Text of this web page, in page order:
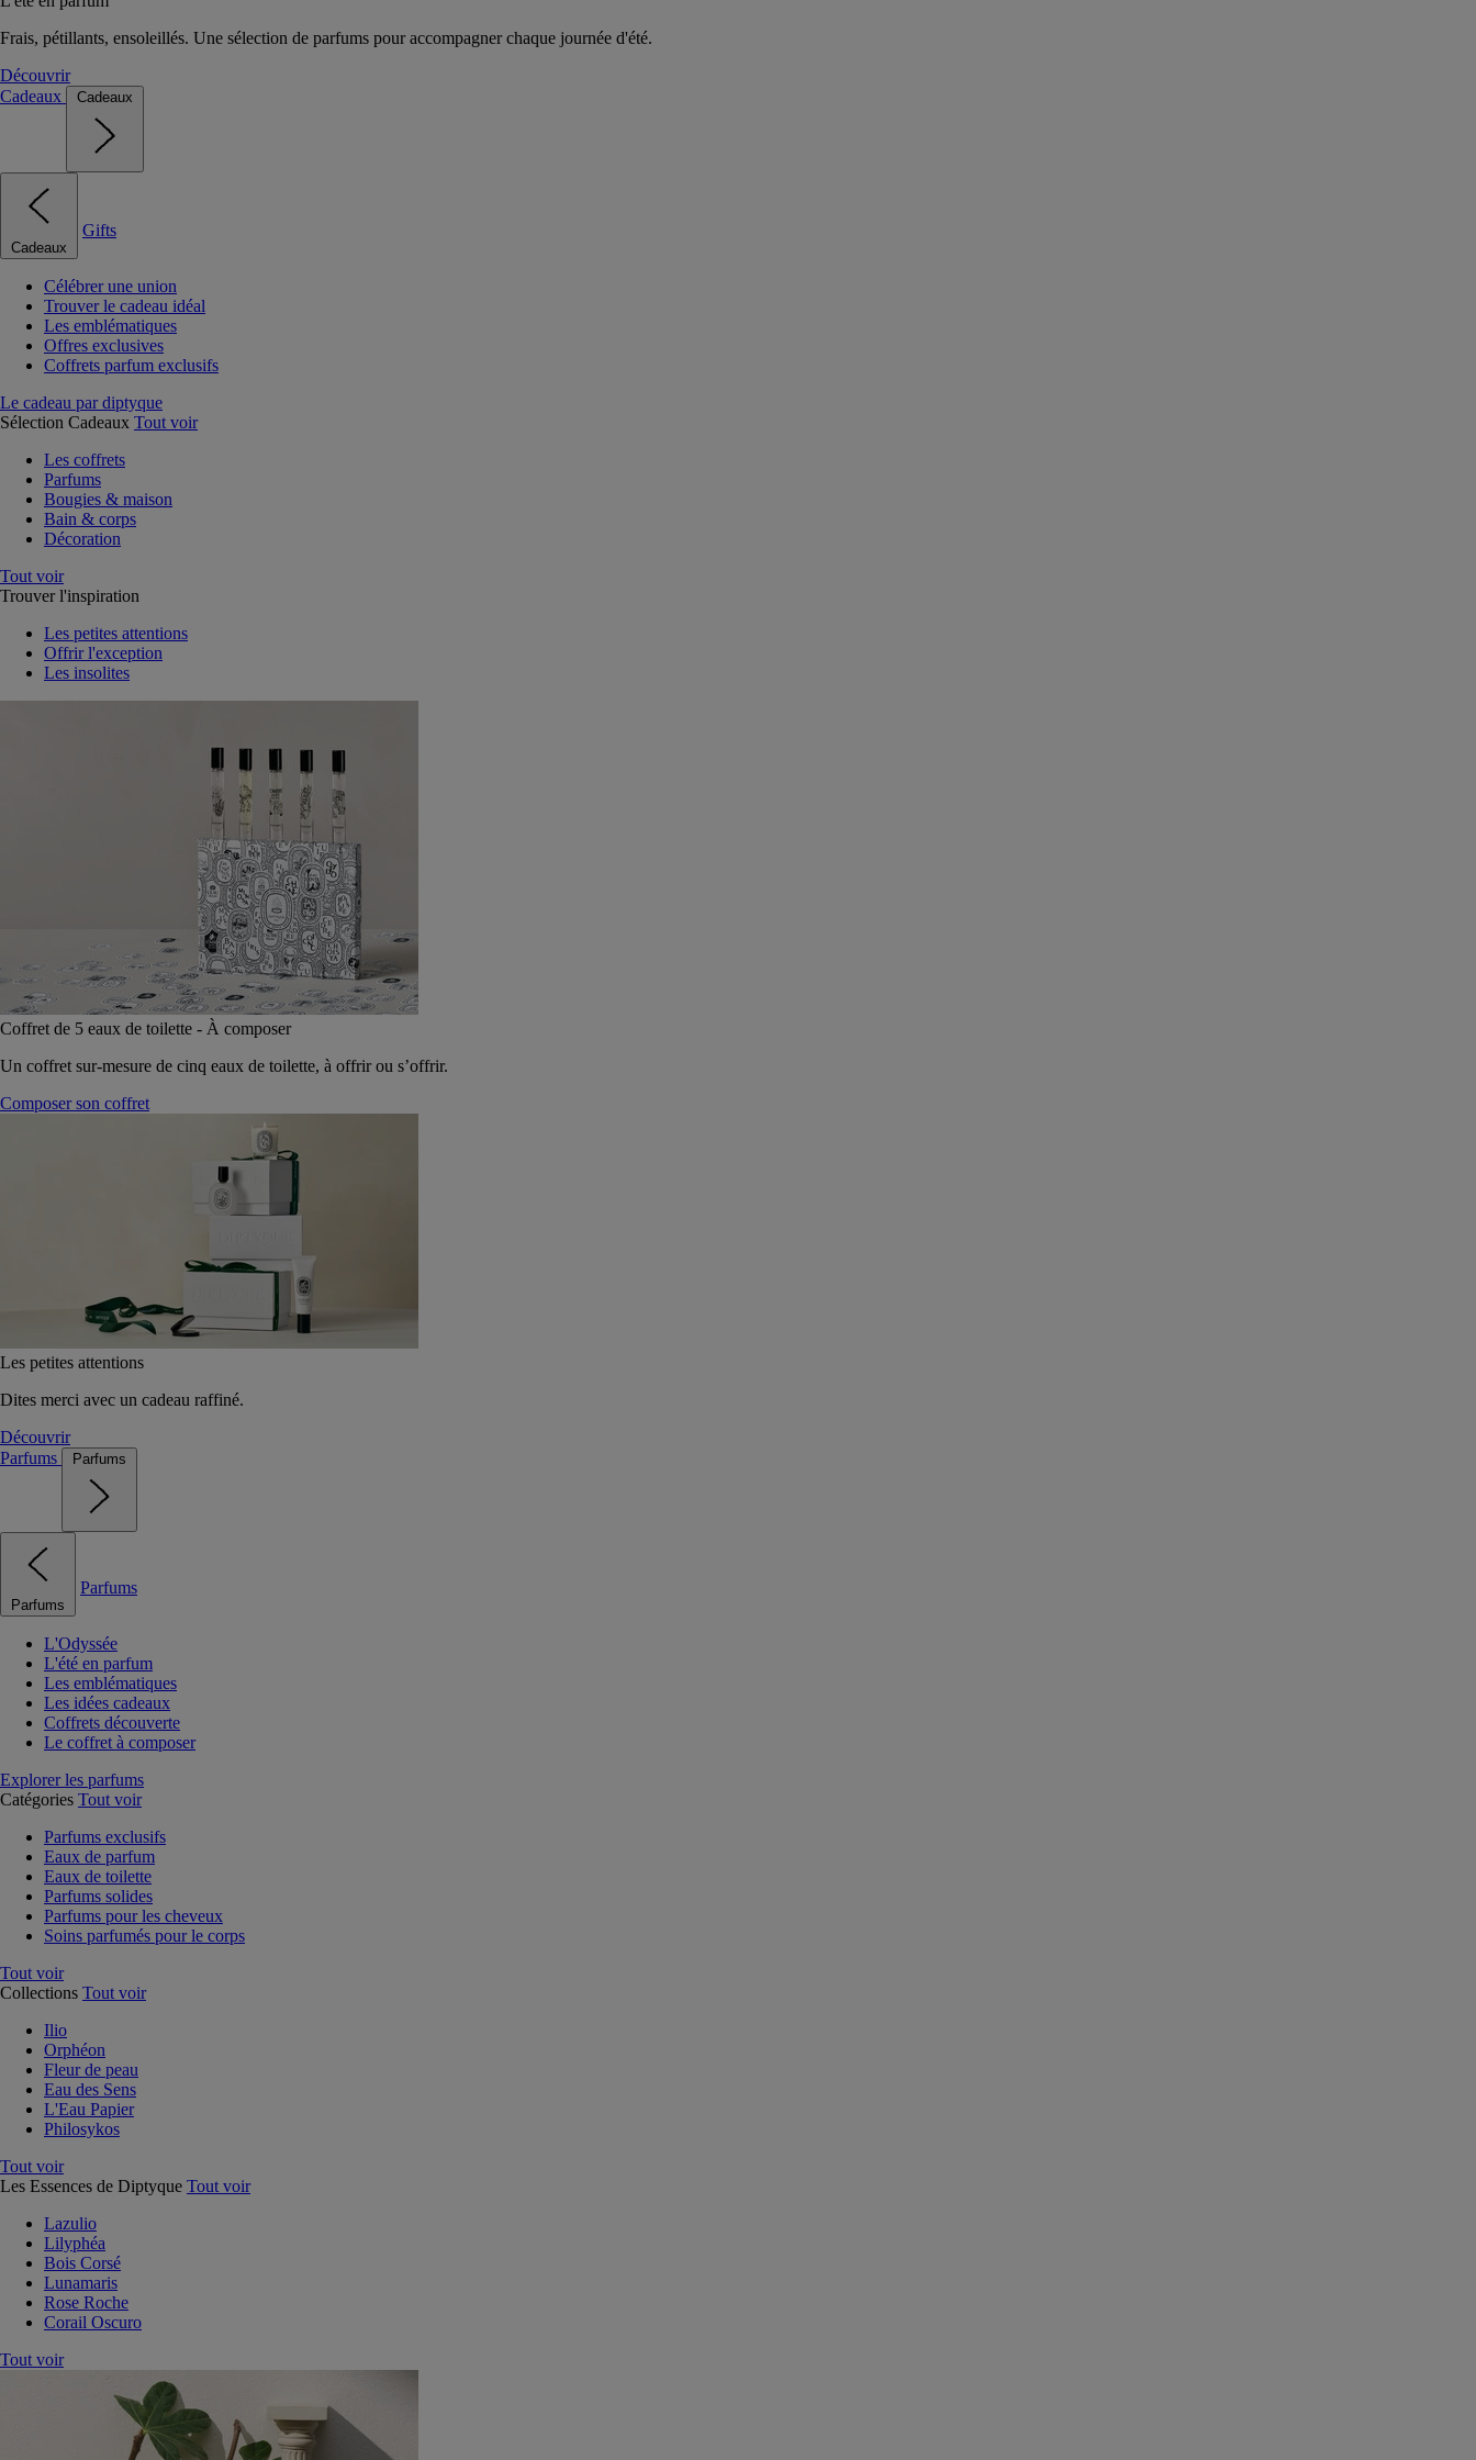
Frais, pétillants, ensoleillés. Une sélection de parfums pour accompagner chaque journée d'été.
Découvrir
Cadeaux
Cadeaux
Cadeaux
Gifts
Célébrer une union
Trouver le cadeau idéal
Les emblématiques
Offres exclusives
Coffrets parfum exclusifs
Le cadeau par diptyque
Sélection Cadeaux Tout voir
Les coffrets
Parfums
Bougies & maison
Bain & corps
Décoration
Tout voir
Trouver l'inspiration
Les petites attentions
Offrir l'exception
Les insolites
Coffret de 5 eaux de toilette - À composer
Un coffret sur-mesure de cinq eaux de toilette, à offrir ou s’offrir.
Composer son coffret
Les petites attentions
Dites merci avec un cadeau raffiné.
Découvrir
Parfums
Parfums
Parfums
Parfums
L'Odyssée
L'été en parfum
Les emblématiques
Les idées cadeaux
Coffrets découverte
Le coffret à composer
Explorer les parfums
Catégories Tout voir
Parfums exclusifs
Eaux de parfum
Eaux de toilette
Parfums solides
Parfums pour les cheveux
Soins parfumés pour le corps
Tout voir
Collections Tout voir
Ilio
Orphéon
Fleur de peau
Eau des Sens
L'Eau Papier
Philosykos
Tout voir
Les Essences de Diptyque Tout voir
Lazulio
Lilyphéa
Bois Corsé
Lunamaris
Rose Roche
Corail Oscuro
Tout voir